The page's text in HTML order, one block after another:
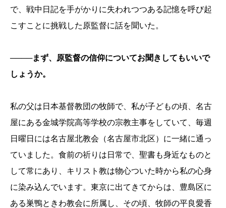
で、戦中日記を手がかりに失われつつある記憶を呼び起
こすことに挑戦した原監督に話を聞いた。
────まず、原監督の信仰についてお聞きしてもいいで
しょうか。
私の父は日本基督教団の牧師で、私が子どもの頃、名古
屋にある金城学院高等学校の宗教主事をしていて、毎週
日曜日には名古屋北教会（名古屋市北区）に一緒に通っ
ていました。食前の祈りは日常で、聖書も身近なものと
して常にあり、キリスト教は物心ついた時から私の心身
に染み込んでいます。東京に出てきてからは、豊島区に
ある巣鴨ときわ教会に所属し、その頃、牧師の平良愛香